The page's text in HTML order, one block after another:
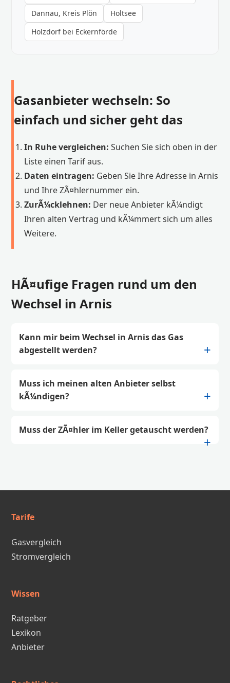
Dannau, Kreis Plön
Holtsee
Holzdorf bei Eckernförde
Gasanbieter wechseln: So
einfach und sicher geht das
In Ruhe vergleichen: Suchen Sie sich oben in der
Liste einen Tarif aus.
Daten eintragen: Geben Sie Ihre Adresse in Arnis
und Ihre ZÃ¤hlernummer ein.
ZurÃ¼cklehnen: Der neue Anbieter kÃ¼ndigt
Ihren alten Vertrag und kÃ¼mmert sich um alles
Weitere.
HÃ¤ufige Fragen rund um den
Wechsel in Arnis
Kann mir beim Wechsel in Arnis das Gas
abgestellt werden?
Muss ich meinen alten Anbieter selbst
kÃ¼ndigen?
Muss der ZÃ¤hler im Keller getauscht werden?
Tarife
Gasvergleich
Stromvergleich
Wissen
Ratgeber
Lexikon
Anbieter